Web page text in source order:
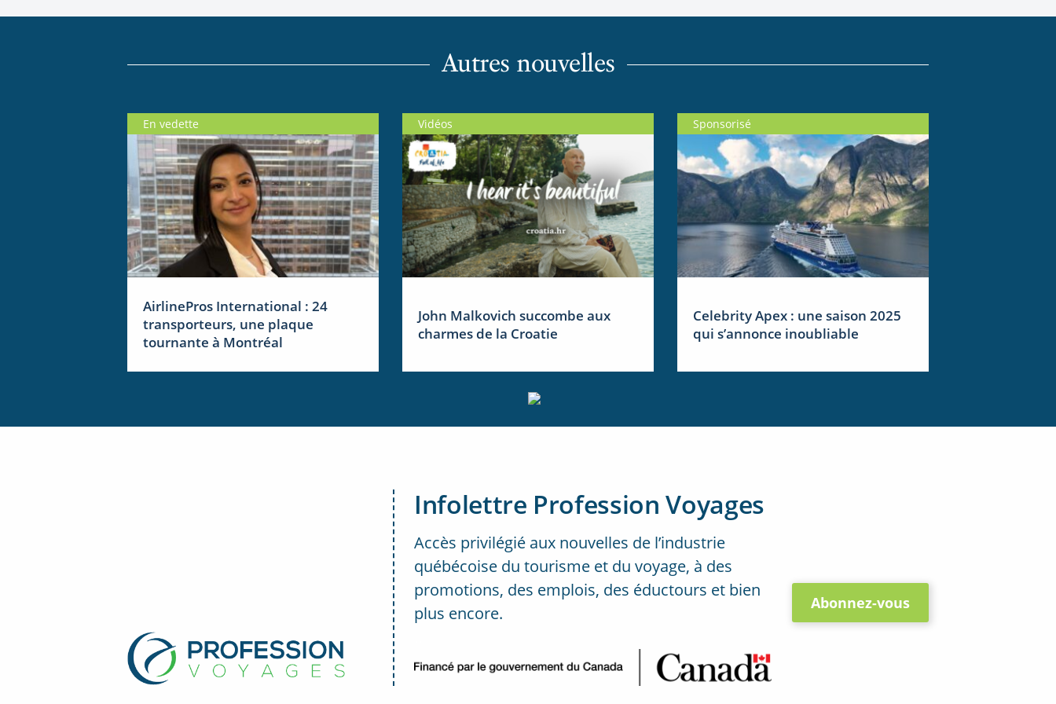
Autres nouvelles
En vedette
AirlinePros International : 24
transporteurs, une plaque
tournante à Montréal
Vidéos
John Malkovich succombe aux
charmes de la Croatie
Sponsorisé
Celebrity Apex : une saison 2025
qui s’annonce inoubliable
Infolettre Profession Voyages
Accès privilégié aux nouvelles de l’industrie
québécoise du tourisme et du voyage, à des
promotions, des emplois, des éductours et bien
plus encore.
Abonnez-vous